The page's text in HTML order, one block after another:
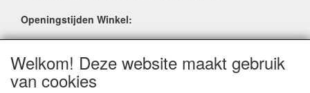
Openingstijden Winkel:
Zaterdag: 9:00 - 17:00
Donderdagavond koopavond: 19:00 - 21:00
Welkom! Deze website maakt gebruik
van cookies